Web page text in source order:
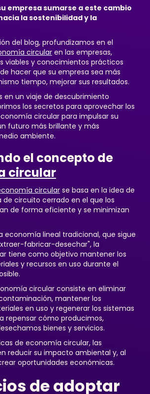
empresa sumarse a este cambio
la sostenibilidad y la
del blog, profundizamos en el
circularen las empresas,
viables y conocimientos prácticos
hacer que su empresa sea más
tiempo, mejorar sus resultados.
en un viaje de descubrimiento
los secretos para aprovechar los
circular para impulsar su
futuro más brillante y más
ambiente.
el concepto de
circular
circularse basa en la idea de
de circuito cerrado en el que los
de forma eficiente y se minimizan
economía lineal tradicional, que sigue
fabricar-desechar", la
tiene como objetivo mantener los
y recursos en uso durante el
circular consiste en eliminar
mantener los
en uso y regenerar los sistemas
repensar cómo producimos,
bienes y servicios.
de economía circular, las
reducir su impacto ambiental y, al
oportunidades económicas.
de adoptar